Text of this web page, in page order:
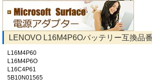
LENOVO L16M4P6Oバッテリー互換品番
L16M4P60
L16M4P6O
L16C4P61
5B10N01565